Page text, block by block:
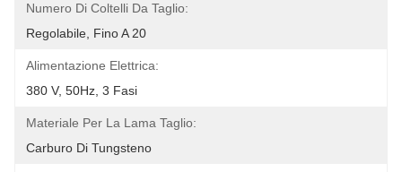
Numero Di Coltelli Da Taglio:
Regolabile, Fino A 20
Alimentazione Elettrica:
380 V, 50Hz, 3 Fasi
Materiale Per La Lama Taglio:
Carburo Di Tungsteno